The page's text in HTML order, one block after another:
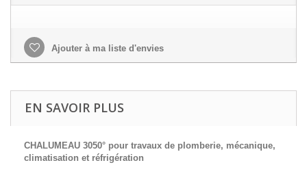
Ajouter à ma liste d'envies
EN SAVOIR PLUS
CHALUMEAU 3050° pour travaux de plomberie, mécanique,
climatisation et réfrigération